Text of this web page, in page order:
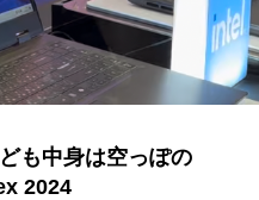
も中身は空っぽの
2024